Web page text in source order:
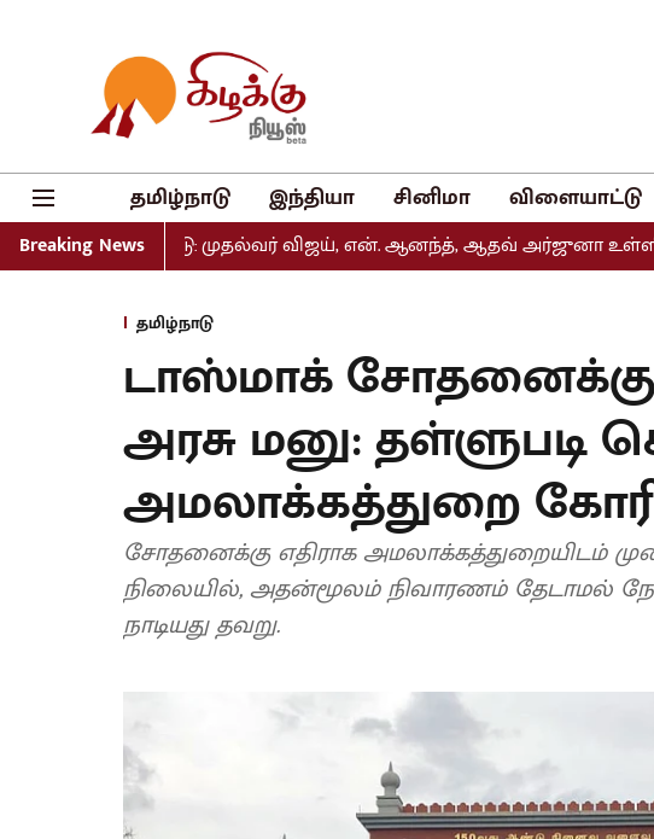
தமிழ்நாடு இந்தியா சினிமா விளையாட்டு
Breaking News
வெளியீடு: முதல்வர் விஜய், என். ஆனந்த், ஆதவ் அர்ஜுனா உள்ளிட்டோர்க்கு
தமிழ்நாடு
டாஸ்மாக் சோதனைக்கு
அரசு மனு: தள்ளுபடி
அமலாக்கத்துறை
சோதனைக்கு எதிராக அமலாக்கத்துறையிடம்
நிலையில், அதன்மூலம் நிவாரணம் தேடாமல்
நாடியது தவறு.